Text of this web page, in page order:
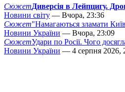
СюжетДиверсія в Лейпцигу.
Новини світу — Вчора, 23:36
Сюжет"Намагаються зламати
Новини України — Вчора, 23:09
СюжетУдари по Росії. Чого
Новини України — 4 серпня 2026,